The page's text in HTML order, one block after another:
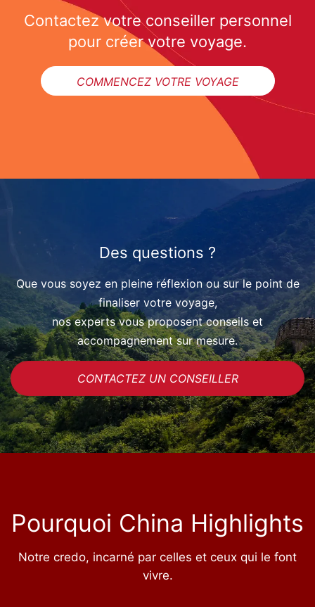
Contactez votre conseiller personnel
pour créer votre voyage.
COMMENCEZ VOTRE VOYAGE
Des questions ?
Que vous soyez en pleine réflexion ou sur le point de
finaliser votre voyage,
nos experts vous proposent conseils et
accompagnement sur mesure.
CONTACTEZ UN CONSEILLER
Pourquoi China Highlights
Notre credo, incarné par celles et ceux qui le font
vivre.